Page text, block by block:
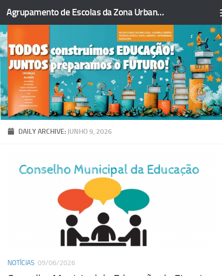
Skip to content Agrupamento de Escolas da Zona Urbana da Figueira da Foz
DAILY ARCHIVE: JUNHO 9, 2026
NOTÍCIAS 09/06/2026